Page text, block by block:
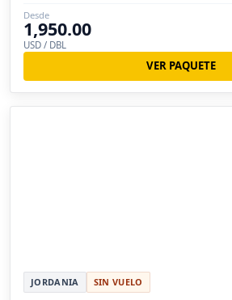
Desde
1,950.00
USD / DBL
VER PAQUETE
JORDANIA SIN VUELO